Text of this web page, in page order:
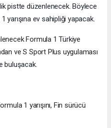
pistte düzenlenecek. Böylece
yarışına ev sahipliği yapacak.
Formula 1 Türkiye
ve S Sport Plus uygulaması
buluşacak.
1 yarışını, Fin sürücü